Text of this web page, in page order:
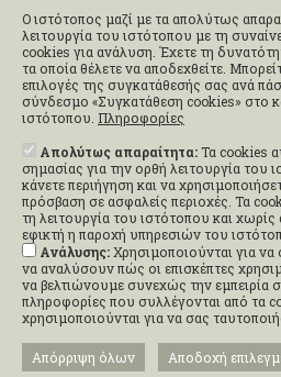
Ο ιστότοπος μαζί με τα απολύτως
λειτουργία του ιστότοπου με τη
cookies για ανάλυση. Έχετε τη
τα οποία θέλετε να αποδεχθείτε.
επιλογές της συγκατάθεσής σας ανά
σύνδεσμο «Συγκατάθεση cookies» στο
ιστότοπου. Πληροφορίες
Απολύτως απαραίτητα:Τα cookies
σημασίας για την ορθή λειτουργία του
κάνετε περιήγηση και να
πρόσβαση σε ασφαλείς περιοχές. Τα
τη λειτουργία του ιστότοπου και χωρίς
εφικτή η παροχή υπηρεσιών του
Ανάλυσης:Χρησιμοποιούνται για
να αναλύσουν πώς οι επισκέπτες
να βελτιώνουμε συνεχώς την εμπειρία
πληροφορίες που συλλέγονται από τα
χρησιμοποιούνται για να σας
Απόρριψη όλων Αποδοχή